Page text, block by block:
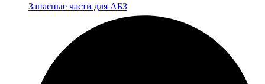
Запасные части для АБЗ